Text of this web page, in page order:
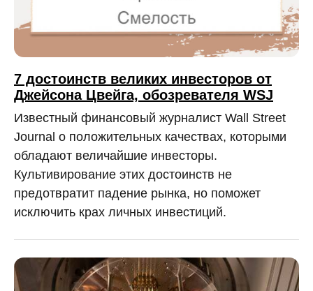
7 достоинств великих инвесторов от
Джейсона Цвейга, обозревателя WSJ
Известный финансовый журналист Wall Street
Journal о положительных качествах, которыми
обладают величайшие инвесторы.
Культивирование этих достоинств не
предотвратит падение рынка, но поможет
исключить крах личных инвестиций.